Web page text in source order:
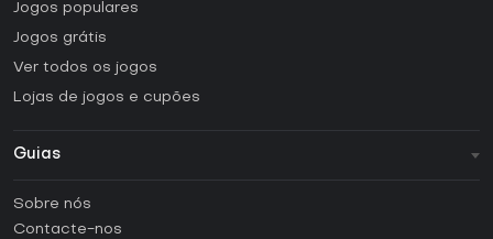
Jogos populares
Jogos grátis
Ver todos os jogos
Lojas de jogos e cupões
Guias
Sobre nós
Contacte-nos